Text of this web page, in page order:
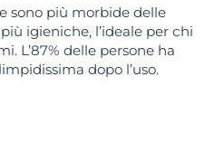
sono più morbide delle
igieniche, l’ideale per chi
L’87% delle persone ha
dopo l’uso.